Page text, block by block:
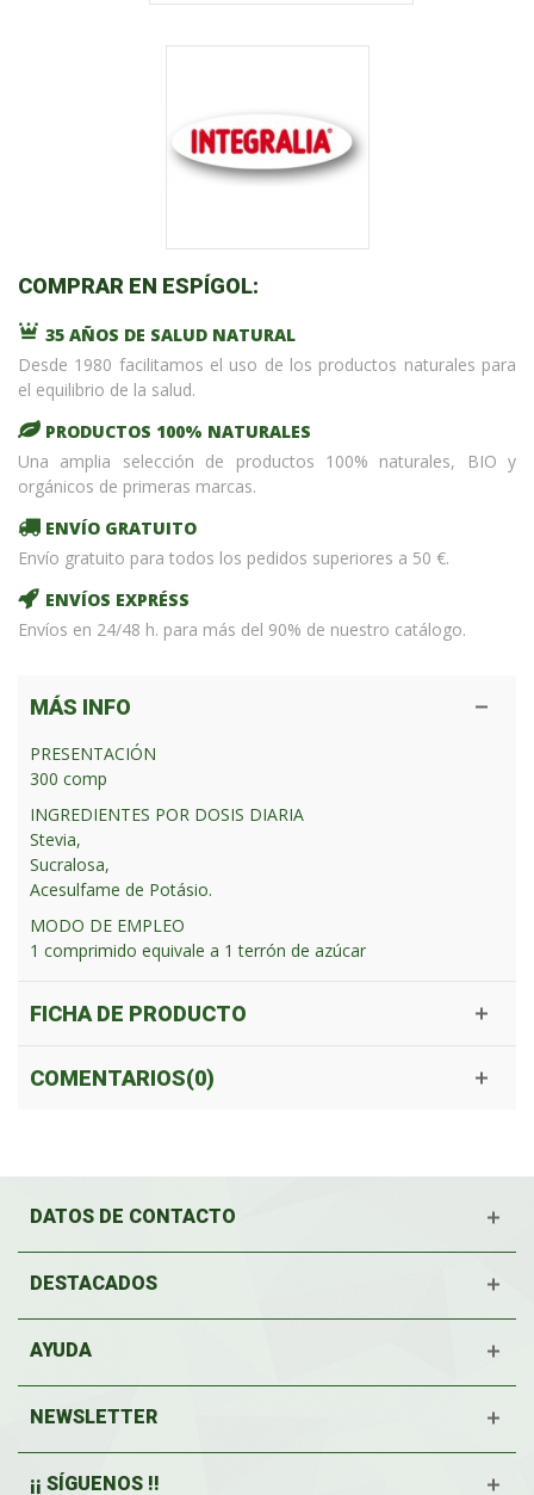
COMPRAR EN ESPÍGOL:
35 AÑOS DE SALUD NATURAL
Desde 1980 facilitamos el uso de los productos naturales para
el equilibrio de la salud.
PRODUCTOS 100% NATURALES
Una amplia selección de productos 100% naturales, BIO y
orgánicos de primeras marcas.
ENVÍO GRATUITO
Envío gratuito para todos los pedidos superiores a 50 €.
ENVÍOS EXPRÉSS
Envíos en 24/48 h. para más del 90% de nuestro catálogo.
MÁS INFO
PRESENTACIÓN
300 comp
INGREDIENTES POR DOSIS DIARIA
Stevia,
Sucralosa,
Acesulfame de Potásio.
MODO DE EMPLEO
1 comprimido equivale a 1 terrón de azúcar
FICHA DE PRODUCTO
COMENTARIOS(0)
DATOS DE CONTACTO
DESTACADOS
AYUDA
NEWSLETTER
¡¡ SÍGUENOS !!